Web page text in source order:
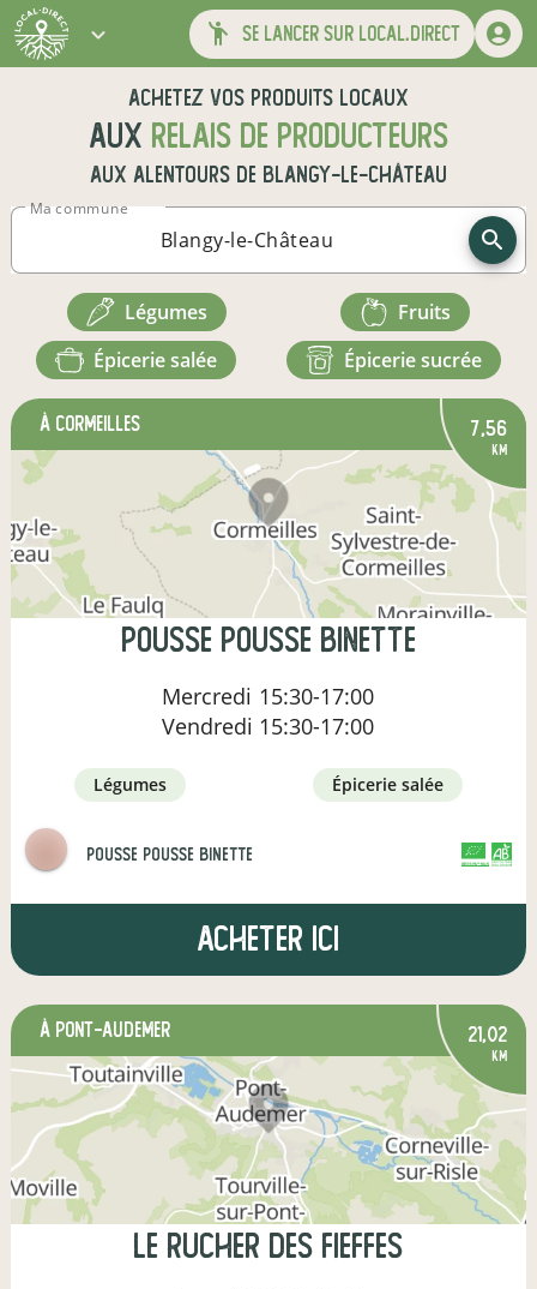
se lancer sur local.direct
Achetez vos produits locaux
aux relais de producteurs
aux alentours de Blangy-le-Château
Ma commune
légumes
fruits
épicerie salée
épicerie sucrée
à Cormeilles 7,56
km
pousse pousse binette
Mercredi 15:30-17:00
Vendredi 15:30-17:00
légumes épicerie salée
Pousse pousse binette CERTIFIÉ PAR FR-BIO-01
AGRICULTURE FRANCE
Acheter ici
à Pont-Audemer 21,02
km
Le Rucher des Fieffes